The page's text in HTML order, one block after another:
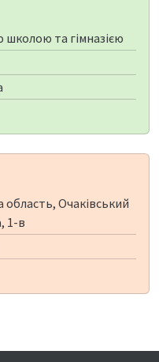
та гімназією
область, Очаківський
1-в